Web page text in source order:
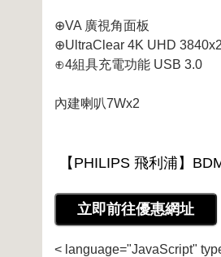
⊕VA 廣視角面板
⊕UltraClear 4K UHD
⊕4組具充電功能 USB 3.0
內建喇叭7Wx2
< language="JavaScript"